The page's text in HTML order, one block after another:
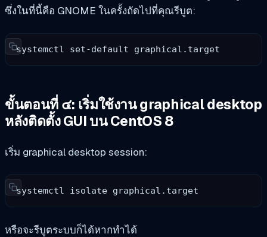
ซึ่งในที่นี้คือ GNOME ในครั้งถัดไปที่คุณรีบูต:
systemctl set-default graphical.target
ขั้นตอนที่ ๔: เริ่มใช้งาน graphical desktop
หลังติดตั้ง GUI บน CentOS 8
เริ่ม graphical desktop session:
systemctl isolate graphical.target
หรือจะรีบูตระบบก็ได้หากทำได้